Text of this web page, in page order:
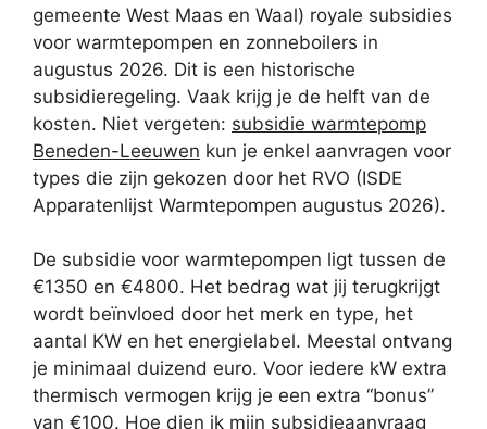
gemeente West Maas en Waal) royale subsidies
voor warmtepompen en zonneboilers in
augustus 2026. Dit is een historische
subsidieregeling. Vaak krijg je de helft van de
kosten. Niet vergeten: subsidie warmtepomp
Beneden-Leeuwen kun je enkel aanvragen voor
types die zijn gekozen door het RVO (ISDE
Apparatenlijst Warmtepompen augustus 2026).
De subsidie voor warmtepompen ligt tussen de
€1350 en €4800. Het bedrag wat jij terugkrijgt
wordt beïnvloed door het merk en type, het
aantal KW en het energielabel. Meestal ontvang
je minimaal duizend euro. Voor iedere kW extra
thermisch vermogen krijg je een extra “bonus”
van €100. Hoe dien ik mijn subsidieaanvraag